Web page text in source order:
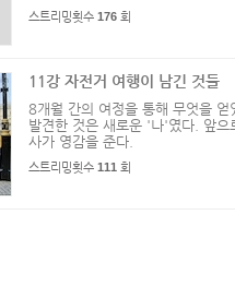
스트리밍횟수 176회
11강 자전거 여행이 남긴 것들
8개월 간의 여정을 통해 무엇을 얻
발견한 것은 새로운 '나'였다. 앞
사가 영감을 준다.
스트리밍횟수 111회